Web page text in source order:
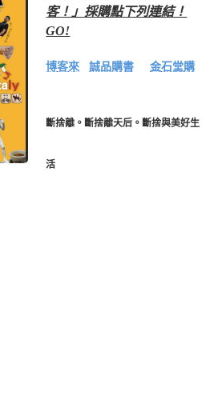
客！」採購點下列連結！
GO!
博客來 誠品購書 金石堂購
斷捨離。斷捨離天后。斷捨與美好生
活